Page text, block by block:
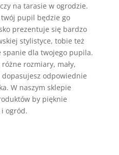
na tarasie w ogrodzie.
pupil będzie go
prezentuje się bardzo
stylistyce, tobie też
spanie dla twojego pupila.
rozmiary, mały,
odpowiednie
W naszym sklepie
by pięknie
ogród.